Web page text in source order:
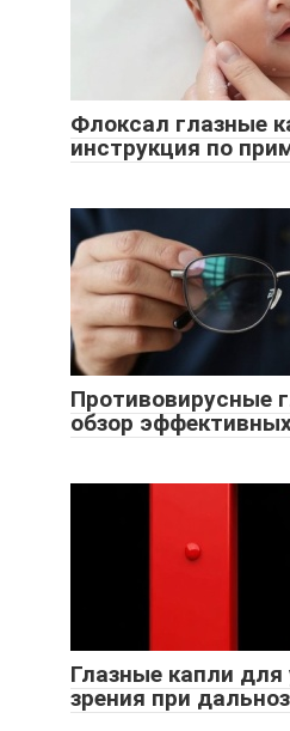
Флоксал глазные
инструкция по
Противовирусные
обзор
Глазные капли
зрения при